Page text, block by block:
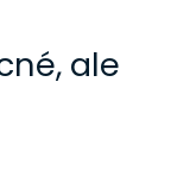
ale